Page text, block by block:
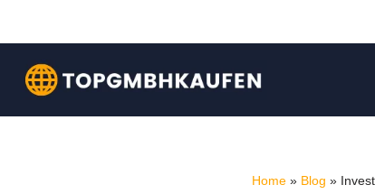
Inhalt
springen
Home» Blog »